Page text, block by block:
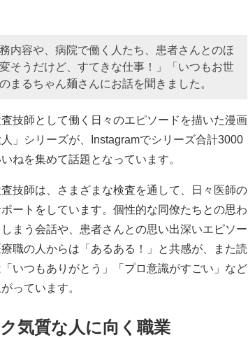
内容や、病院で働く人たち、患者さんとのほ
そうだけど、すてきな仕事！」「いつもお世
まるちゃん麺さんにお話を聞きました。
技師として働く日々のエピソードを描いた漫画
人」シリーズが、Instagramでシリーズ合計3000
ねを集めて話題となっています。
技師は、さまざまな検査を通して、日々医師の
ートをしています。個性的な同僚たちとの思わ
まう会話や、患者さんとの思い出深いエピソー
療職の人からは「あるある！」と共感が、また読
いつもありがとう」「プロ意識がすごい」など
っています。
気質な人に向く職業